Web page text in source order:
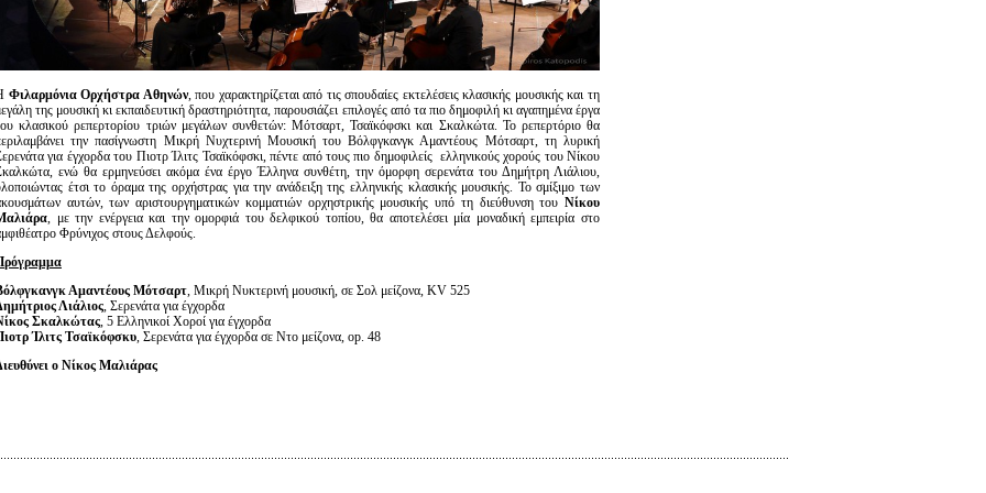
Φιλαρμόνια Ορχήστρα Αθηνών, που χαρακτηρίζεται από τις σπουδαίες εκτελέσεις κλασικής μουσικής και τη
της μουσική κι εκπαιδευτική δραστηριότητα, παρουσιάζει επιλογές από τα πιο δημοφιλή κι αγαπημένα έργα
κλασικού ρεπερτορίου τριών μεγάλων συνθετών: Μότσαρτ, Τσαϊκόφσκι και Σκαλκώτα. Το ρεπερτόριο θα
την πασίγνωστη Μικρή Νυχτερινή Μουσική του Βόλφγκανγκ Αμαντέους Μότσαρτ, τη λυρική
για έγχορδα του Πιοτρ Ίλιτς Τσαϊκόφσκι, πέντε από τους πιο δημοφιλείς ελληνικούς χορούς του Νίκου
ενώ θα ερμηνεύσει ακόμα ένα έργο Έλληνα συνθέτη, την όμορφη σερενάτα του Δημήτρη Λιάλιου,
έτσι το όραμα της ορχήστρας για την ανάδειξη της ελληνικής κλασικής μουσικής. Το σμίξιμο των
αυτών, των αριστουργηματικών κομματιών ορχηστρικής μουσικής υπό τη διεύθυνση του Νίκου
, με την ενέργεια και την ομορφιά του δελφικού τοπίου, θα αποτελέσει μία μοναδική εμπειρία στο
Φρύνιχος στους Δελφούς.
Αμαντέους Μότσαρτ, Μικρή Νυκτερινή μουσική, σε Σολ μείζονα, KV 525
Λιάλιος, Σερενάτα για έγχορδα
Σκαλκώτας, 5 Ελληνικοί Χοροί για έγχορδα
Ίλιτς Τσαϊκόφσκυ, Σερενάτα για έγχορδα σε Ντο μείζονα, op. 48
ο Νίκος Μαλιάρας